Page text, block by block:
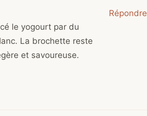
le yogourt par du
La brochette reste
et savoureuse.
Répondre